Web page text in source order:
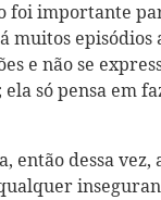
foi importante
muitos episódios
e não se
só pensa em
então dessa